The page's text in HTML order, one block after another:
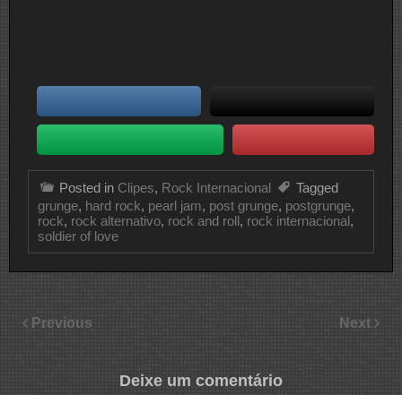
Posted in Clipes, Rock Internacional
Tagged
grunge, hard rock, pearl jam, post grunge, postgrunge,
rock, rock alternativo, rock and roll, rock internacional,
soldier of love
Previous Next
Deixe um comentário